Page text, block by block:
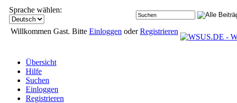
Sprache wählen:
Willkommen Gast. Bitte Einloggen oderRegistrieren
Übersicht
Hilfe
Suchen
Einloggen
Registrieren